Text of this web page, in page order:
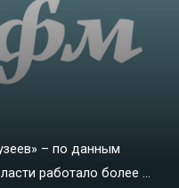
– по данным
работало более ...